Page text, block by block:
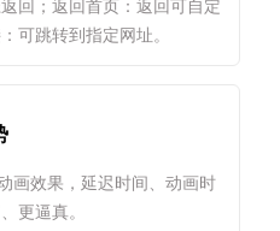
可跳转到指定网址。
画效果，延迟时间、动画时
更逼真。